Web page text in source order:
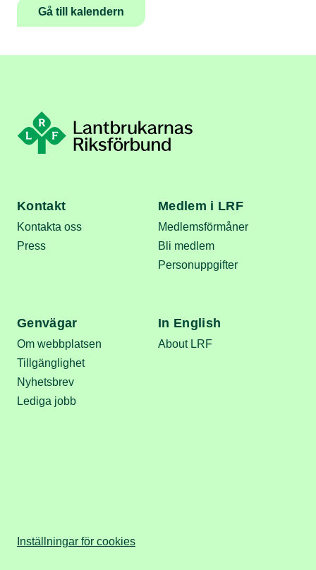
Gå till kalendern
Kontakt
Kontakta oss
Press
Medlem i LRF
Medlemsförmåner
Bli medlem
Personuppgifter
Genvägar
Om webbplatsen
Tillgänglighet
Nyhetsbrev
Lediga jobb
In English
About LRF
Inställningar för cookies